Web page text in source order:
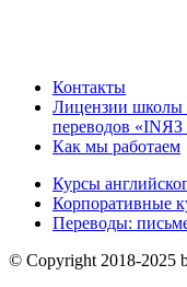
Контакты
Лицензии школы
переводов «INЯЗ
Как мы работаем
Курсы
Корпоративные
Переводы:
© Copyright 2018-2025